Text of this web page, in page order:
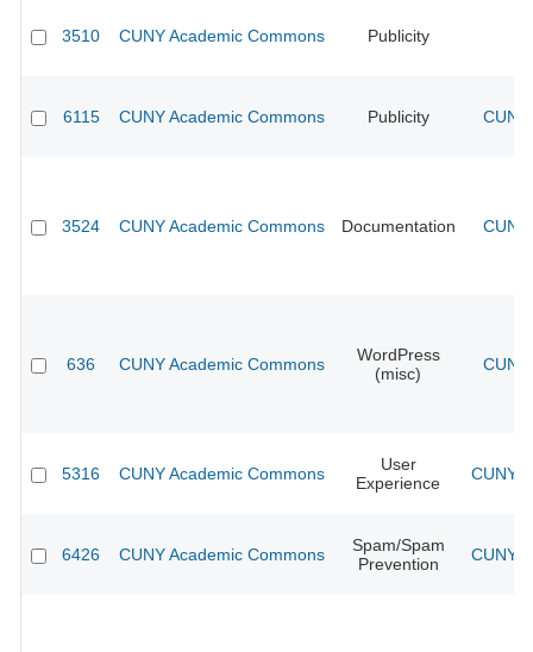
3510 CUNY Academic Commons Publicity
6115 CUNY Academic Commons Publicity
3524 CUNY Academic Commons Documentation
636 CUNY Academic Commons
WordPress
(misc)
5316 CUNY Academic Commons
User
Experience
CUNY
6426 CUNY Academic Commons
Spam/Spam
Prevention
CUNY